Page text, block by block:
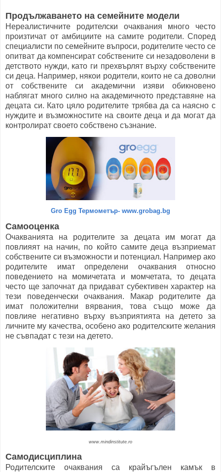
Продължаването на семейните модели
Нереалистичните родителски очаквания много често
произтичат от амбициите на самите родители. Според
специалисти по семейните въпроси, родителите често се
опитват да компенсират собствените си незадоволени в
детството нужди, като ги прехвърлят върху собствените
си деца. Например, някои родители, които не са доволни
от собствените си академични изяви обикновено
наблягат много силно на академичното представяне на
децата си. Като цяло родителите трябва да са наясно с
нуждите и възможностите на своите деца и да могат да
контролират своето собствено съзнание.
Gro Egg Термометър- www.grobag.bg
Самооценка
Очакванията на родителите за децата им могат да
повлияят на начин, по който самите деца възприемат
собствените си възможности и потенциал. Например ако
родителите имат определени очаквания относно
поведението на момичетата и момчетата, то децата
често ще започнат да придават субективен характер на
тези поведенчески очаквания. Макар родителите да
имат положителни вярвания, това също може да
повлияе негативно върху възприятията на детето за
личните му качества, особено ако родителските желания
не съвпадат с тези на детето.
www.mindinstitute.ro
Самодисциплина
Родителските очаквания са крайъгълен камък в